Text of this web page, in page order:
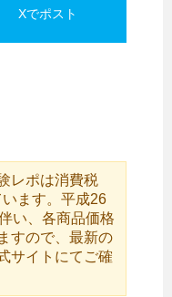
Xでポスト
レポは消費税
ます。平成26
い、各商品価格
すので、最新の
サイトにてご確